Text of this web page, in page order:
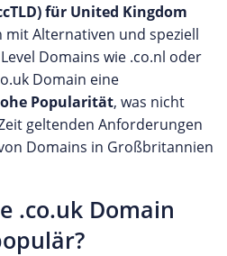
für United Kingdom
mit Alternativen und speziell
Domains wie .co.nl oder
Domain eine
Popularität, was nicht
geltenden Anforderungen
Domains in Großbritannien
.co.uk Domain